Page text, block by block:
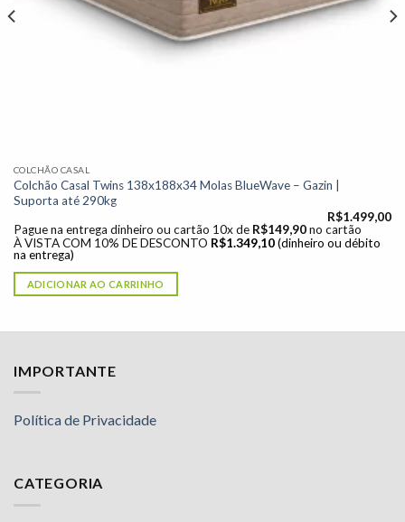
COLCHÃO CASAL
Colchão Casal Twins 138x188x34 Molas BlueWave – Gazin |
Suporta até 290kg
R$1.499,00
Pague na entrega dinheiro ou cartão 10x de R$149,90 no cartão
À VISTA COM 10% DE DESCONTO R$1.349,10 (dinheiro ou débito
na entrega)
ADICIONAR AO CARRINHO
IMPORTANTE
Política de Privacidade
CATEGORIA